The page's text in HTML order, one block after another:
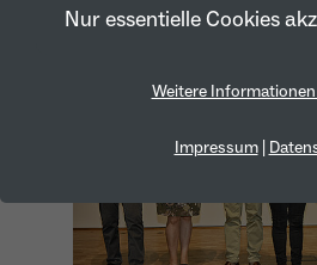
Nur essentielle Cookies
Essentielle Cookies werden für
Name fe_typo_user
Cookie-Informationen anzeigen
Weitere
Impressum